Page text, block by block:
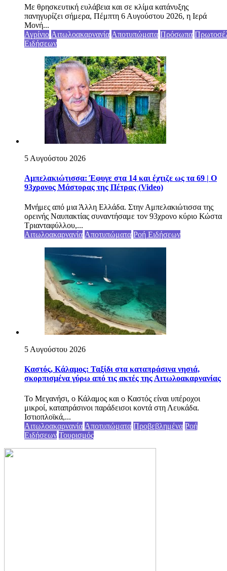
Με θρησκευτική ευλάβεια και σε κλίμα κατάνυξης
πανηγυρίζει σήμερα, Πέμπτη 6 Αυγούστου 2026, η Ιερά
Μονή...
Αγρίνιο Αιτωλοακαρνανία Αποτυπώματα Πρόσωπα
Ειδήσεων
5 Αυγούστου 2026
Αμπελακιώτισσα: Έφυγε στα 14 και έχτιζε ως τα 69 | Ο
93χρονος Μάστορας της Πέτρας (Video)
Μνήμες από μια Άλλη Ελλάδα. Στην Αμπελακιώτισσα της
ορεινής Ναυπακτίας συναντήσαμε τον 93χρονο κύριο Κώστα
Τριανταφύλλου,...
Αιτωλοακαρνανία Αποτυπώματα Ροή Ειδήσεων
5 Αυγούστου 2026
Καστός, Κάλαμος: Ταξίδι στα καταπράσινα νησιά,
σκορπισμένα γύρω από τις ακτές της Αιτωλοακαρνανίας
Το Μεγανήσι, ο Κάλαμος και ο Καστός είναι υπέροχοι
μικροί, καταπράσινοι παράδεισοι κοντά στη Λευκάδα.
Ιστιοπλοϊκά,...
Αιτωλοακαρνανία Αποτυπώματα Προβεβλημένα Ροή
Ειδήσεων Τουρισμός